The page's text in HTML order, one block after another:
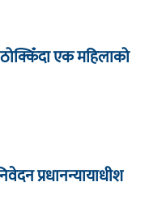
एक महिलाको
प्रधानन्यायाधीश